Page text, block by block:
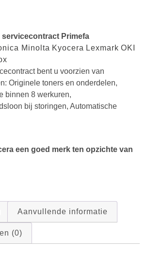
Primefa
Minolta Kyocera Lexmark OKI
bent u voorzien van
Originele toners en onderdelen,
binnen 8 werkuren,
bij storingen, Automatische
een goed merk ten opzichte van
Aanvullende informatie
(0)